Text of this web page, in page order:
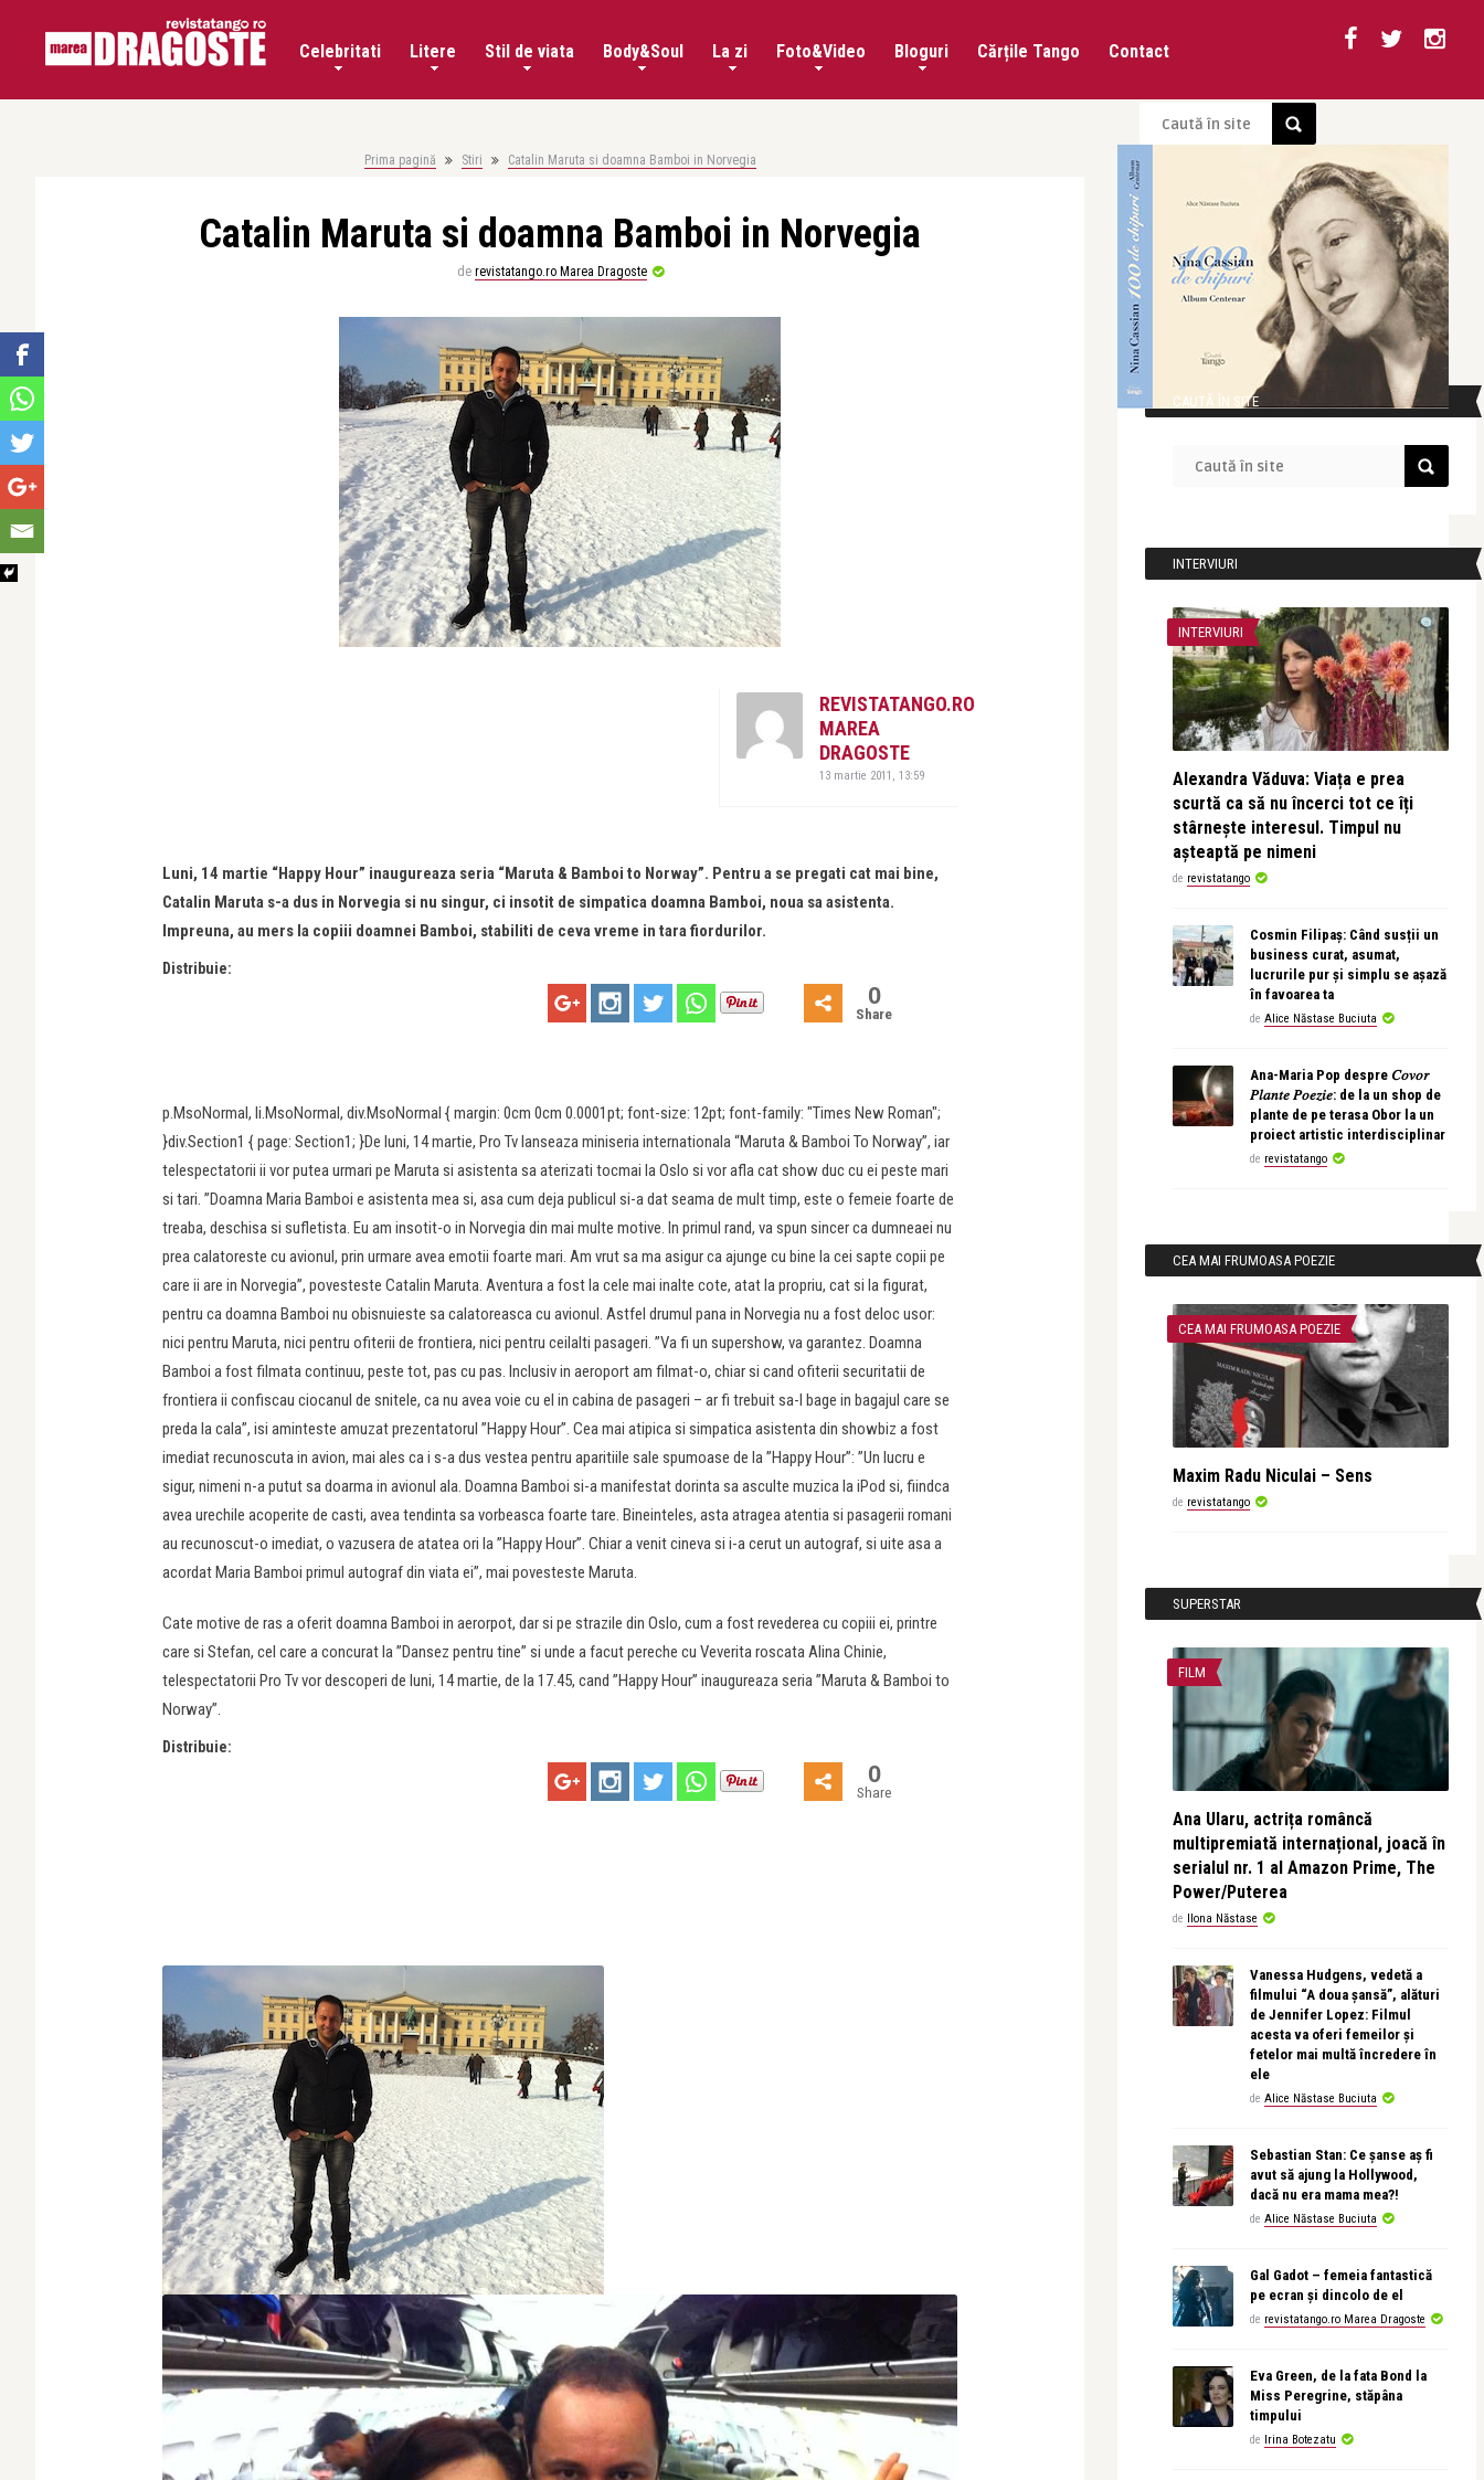
Celebritati Litere Stil de viata Body&Soul La zi Foto&Video Bloguri Cărțile Tango Contact
Prima pagină Stiri Catalin Maruta si doamna Bamboi in Norvegia
Catalin Maruta si doamna Bamboi in Norvegia
de revistatango.ro Marea Dragoste
REVISTATANGO.RO
MAREA
DRAGOSTE
13 martie 2011, 13:59
Luni, 14 martie “Happy Hour” inaugureaza seria “Maruta & Bamboi to Norway”. Pentru a se pregati cat mai bine,
Catalin Maruta s-a dus in Norvegia si nu singur, ci insotit de simpatica doamna Bamboi, noua sa asistenta.
Impreuna, au mers la copiii doamnei Bamboi, stabiliti de ceva vreme in tara fiordurilor.
Distribuie:
0
Share
p.MsoNormal, li.MsoNormal, div.MsoNormal { margin: 0cm 0cm 0.0001pt; font-size: 12pt; font-family: "Times New Roman";
}div.Section1 { page: Section1; }De luni, 14 martie, Pro Tv lanseaza miniseria internationala “Maruta & Bamboi To Norway”, iar
telespectatorii ii vor putea urmari pe Maruta si asistenta sa aterizati tocmai la Oslo si vor afla cat show duc cu ei peste mari
si tari. ”Doamna Maria Bamboi e asistenta mea si, asa cum deja publicul si-a dat seama de mult timp, este o femeie foarte de
treaba, deschisa si sufletista. Eu am insotit-o in Norvegia din mai multe motive. In primul rand, va spun sincer ca dumneaei nu
prea calatoreste cu avionul, prin urmare avea emotii foarte mari. Am vrut sa ma asigur ca ajunge cu bine la cei sapte copii pe
care ii are in Norvegia”, povesteste Catalin Maruta. Aventura a fost la cele mai inalte cote, atat la propriu, cat si la figurat,
pentru ca doamna Bamboi nu obisnuieste sa calatoreasca cu avionul. Astfel drumul pana in Norvegia nu a fost deloc usor:
nici pentru Maruta, nici pentru ofiterii de frontiera, nici pentru ceilalti pasageri. ”Va fi un supershow, va garantez. Doamna
Bamboi a fost filmata continuu, peste tot, pas cu pas. Inclusiv in aeroport am filmat-o, chiar si cand ofiterii securitatii de
frontiera ii confiscau ciocanul de snitele, ca nu avea voie cu el in cabina de pasageri – ar fi trebuit sa-l bage in bagajul care se
preda la cala”, isi aminteste amuzat prezentatorul ”Happy Hour”. Cea mai atipica si simpatica asistenta din showbiz a fost
imediat recunoscuta in avion, mai ales ca i s-a dus vestea pentru aparitiile sale spumoase de la ”Happy Hour”: ”Un lucru e
sigur, nimeni n-a putut sa doarma in avionul ala. Doamna Bamboi si-a manifestat dorinta sa asculte muzica la iPod si, fiindca
avea urechile acoperite de casti, avea tendinta sa vorbeasca foarte tare. Bineinteles, asta atragea atentia si pasagerii romani
au recunoscut-o imediat, o vazusera de atatea ori la ”Happy Hour”. Chiar a venit cineva si i-a cerut un autograf, si uite asa a
acordat Maria Bamboi primul autograf din viata ei”, mai povesteste Maruta.
Cate motive de ras a oferit doamna Bamboi in aerorpot, dar si pe strazile din Oslo, cum a fost revederea cu copiii ei, printre
care si Stefan, cel care a concurat la ”Dansez pentru tine” si unde a facut pereche cu Veverita roscata Alina Chinie,
telespectatorii Pro Tv vor descoperi de luni, 14 martie, de la 17.45, cand ”Happy Hour” inaugureaza seria ”Maruta & Bamboi to
Norway”.
Distribuie:
0
Share
CAUTĂ ÎN SITE
INTERVIURI
INTERVIURI
Alexandra Văduva: Viața e prea
scurtă ca să nu încerci tot ce îți
stârnește interesul. Timpul nu
așteaptă pe nimeni
de revistatango
Cosmin Filipaș: Când susții un
business curat, asumat,
lucrurile pur și simplu se așază
în favoarea ta
de Alice Năstase Buciuta
Ana-Maria Pop despre 𝐶𝑜𝑣𝑜𝑟
𝑃𝑙𝑎𝑛𝑡𝑒 𝑃𝑜𝑒𝑧𝑖𝑒: de la un shop de
plante de pe terasa Obor la un
proiect artistic interdisciplinar
de revistatango
CEA MAI FRUMOASA POEZIE
CEA MAI FRUMOASA POEZIE
Maxim Radu Niculai – Sens
de revistatango
SUPERSTAR
FILM
Ana Ularu, actrița româncă
multipremiată internațional, joacă în
serialul nr. 1 al Amazon Prime, The
Power/Puterea
de Ilona Năstase
Vanessa Hudgens, vedetă a
filmului “A doua șansă”, alături
de Jennifer Lopez: Filmul
acesta va oferi femeilor și
fetelor mai multă încredere în
ele
de Alice Năstase Buciuta
Sebastian Stan: Ce șanse aș fi
avut să ajung la Hollywood,
dacă nu era mama mea?!
de Alice Năstase Buciuta
Gal Gadot – femeia fantastică
pe ecran și dincolo de el
de revistatango.ro Marea Dragoste
Eva Green, de la fata Bond la
Miss Peregrine, stăpâna
timpului
de Irina Botezatu